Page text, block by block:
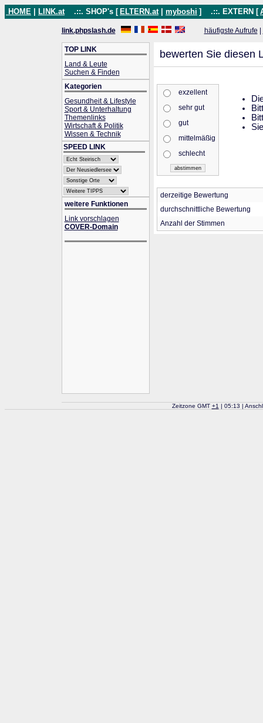
HOME LINK.at .::. SHOP's [ ELTERN.at myboshi ] .::. EXTERN [
link.phpslash.de häufigste Aufrufe
TOP LINK
Land & Leute
Suchen & Finden
Kategorien
Gesundheit & Lifestyle
Sport & Unterhaltung
Themenlinks
Wirtschaft & Politik
Wissen & Technik
SPEED LINK
weitere Funktionen
Link vorschlagen
COVER-Domain
bewerten Sie diesen
exzellent
sehr gut
gut
mittelmäßig
schlecht
derzeitige Bewertung
durchschnittliche Bewertung
Anzahl der Stimmen
Zeitzone GMT +1 | 05:13 |